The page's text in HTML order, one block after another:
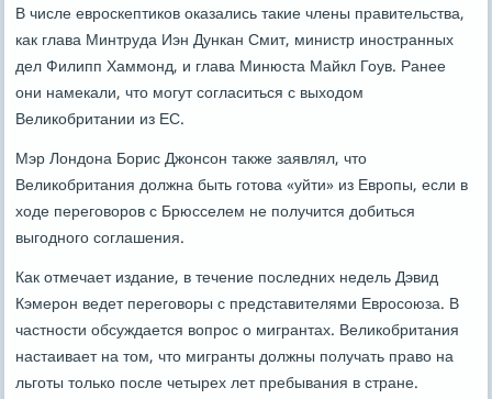
В числе евроскептиков оказались такие члены правительства,
как глава Минтруда Иэн Дункан Смит, министр иностранных
дел Филипп Хаммонд, и глава Минюста Майкл Гоув. Ранее
они намекали, что могут согласиться с выходом
Великобритании из ЕС.
Мэр Лондона Борис Джонсон также заявлял, что
Великобритания должна быть готова «уйти» из Европы, если в
ходе переговоров с Брюсселем не получится добиться
выгодного соглашения.
Как отмечает издание, в течение последних недель Дэвид
Кэмерон ведет переговоры с представителями Евросоюза. В
частности обсуждается вопрос о мигрантах. Великобритания
настаивает на том, что мигранты должны получать право на
льготы только после четырех лет пребывания в стране.